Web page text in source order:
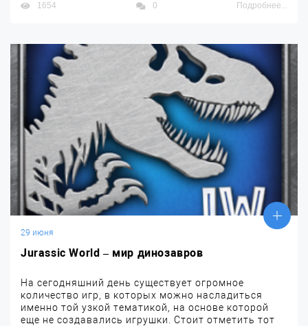
1654 0 Подробнее...
29 июня
Jurassic World – мир динозавров
На сегодняшний день существует огромное
количество игр, в которых можно насладиться
именно той узкой тематикой, на основе которой
еще не создавались игрушки. Стоит отметить тот